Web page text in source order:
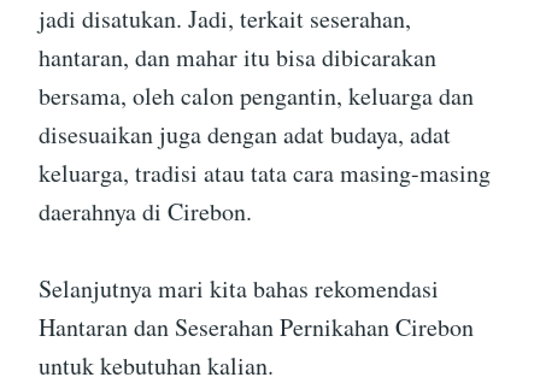
jadi disatukan. Jadi, terkait seserahan,
hantaran, dan mahar itu bisa dibicarakan
bersama, oleh calon pengantin, keluarga dan
disesuaikan juga dengan adat budaya, adat
keluarga, tradisi atau tata cara masing-masing
daerahnya di Cirebon.
Selanjutnya mari kita bahas rekomendasi
Hantaran dan Seserahan Pernikahan Cirebon
untuk kebutuhan kalian.